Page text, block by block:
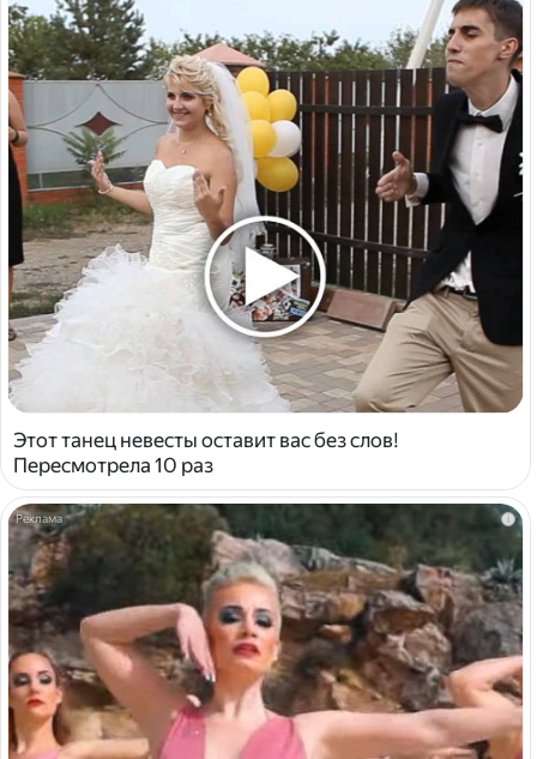
Этот танец невесты оставит вас без слов!
Пересмотрела 10 раз
i